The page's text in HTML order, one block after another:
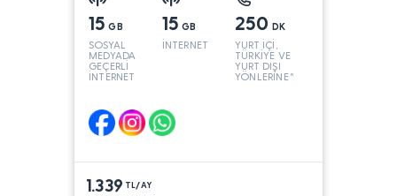
15 GB
SOSYAL
MEDYADA
GEÇERLİ
İNTERNET
15 GB
İNTERNET
250 DK
YURT İÇİ,
TÜRKİYE VE
YURT DIŞI
YÖNLERİNE*
1.339 TL/AY